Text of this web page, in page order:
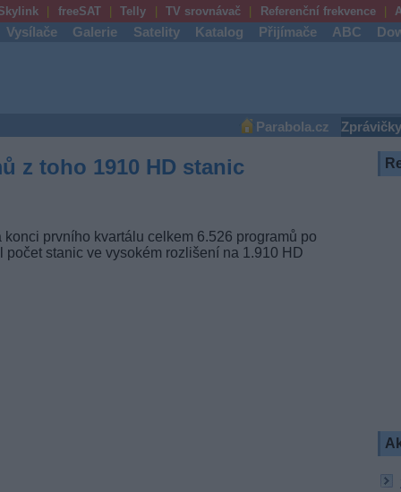
freeSAT Telly TV srovnávač Referenční frekvence
Vysílače Galerie Satelity Katalog Přijímače ABC
Parabola.cz Zprávičky
z toho 1910 HD stanic
konci prvního kvartálu celkem 6.526 programů po
počet stanic ve vysokém rozlišení na 1.910 HD